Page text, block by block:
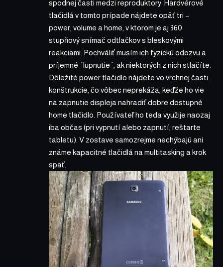
spodnej časti medzi reproduktory. Hardvérové
tlačidlá v tomto prípade nájdete opäť tri –
power, volume a home, v ktorom je aj 360
stupňový snímač odtlačkov s bleskovými
reakciami. Pochváliť musím ich fyzickú odozvu a
príjemné ´lupnutie´, ak niektorých z nich stlačíte.
Dôležité power tlačidlo nájdete vo vrchnej časti
konštrukcie, čo vôbec neprekáža, keďže ho vie
na zapnutie displeja nahradiť dobre dostupné
home tlačidlo. Používateľ ho teda využije naozaj
iba občas (pri vypnutí alebo zapnutí, reštarte
tabletu). V zostave samozrejme nechýbajú ani
známe kapacitné tlačidlá na multitasking a krok
späť.